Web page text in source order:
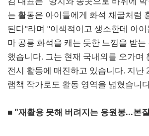
는 활동은 아이들에게 화석 채굴처럼
된다"라며 "이색적이고 생소한데 아
마 공룡 화석을 캐는 듯한 느낌을 받
했습니다. 그는 현재 국내외를 오가며
전시 활동에 매진하고 있습니다. 지난
램책 작가로도 활동 영역을 넓혔습니
■ "재활용 못해 버려지는 응원봉...본